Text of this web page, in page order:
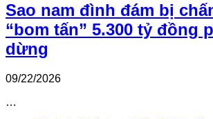
Sao nam đình đám bị
“bom tấn” 5.300 tỷ đồng
dừng
09/22/2026
…